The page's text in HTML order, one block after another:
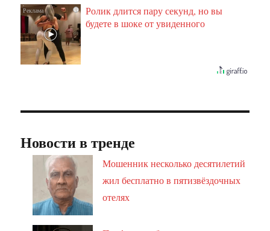
i
Ролик длится пару секунд, но вы
будете в шоке от увиденного
Новости в тренде
Мошенник несколько десятилетий
жил бесплатно в пятизвёздочных
отелях